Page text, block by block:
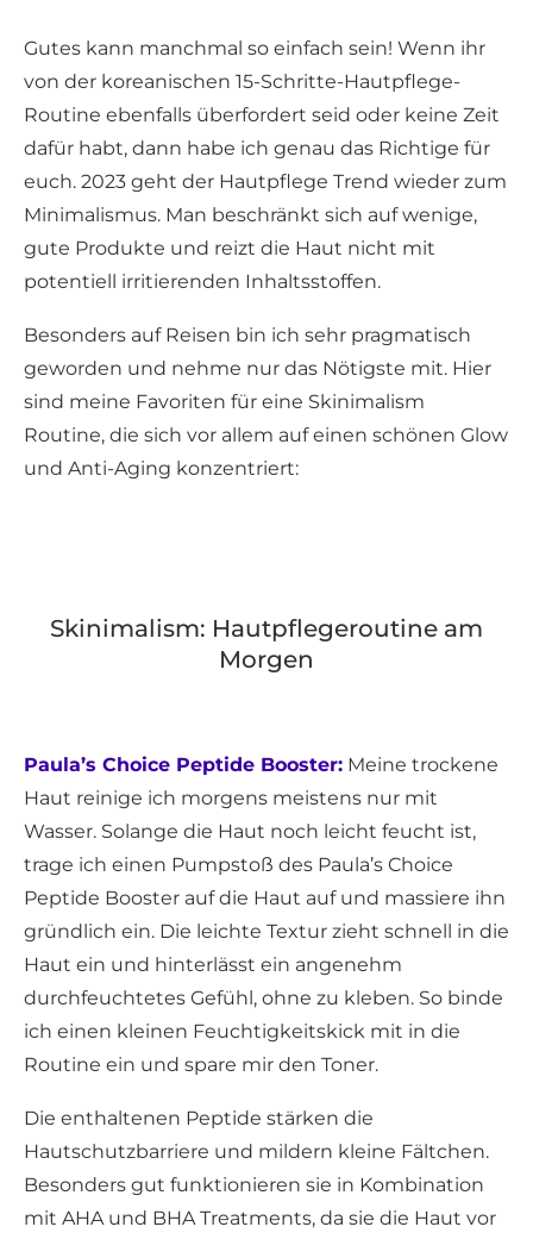
Gutes kann manchmal so einfach sein! Wenn ihr
von der koreanischen 15-Schritte-Hautpflege-
Routine ebenfalls überfordert seid oder keine Zeit
dafür habt, dann habe ich genau das Richtige für
euch. 2023 geht der Hautpflege Trend wieder zum
Minimalismus. Man beschränkt sich auf wenige,
gute Produkte und reizt die Haut nicht mit
potentiell irritierenden Inhaltsstoffen.
Besonders auf Reisen bin ich sehr pragmatisch
geworden und nehme nur das Nötigste mit. Hier
sind meine Favoriten für eine Skinimalism
Routine, die sich vor allem auf einen schönen Glow
und Anti-Aging konzentriert:
Skinimalism: Hautpflegeroutine am
Morgen
Paula’s Choice Peptide Booster: Meine trockene
Haut reinige ich morgens meistens nur mit
Wasser. Solange die Haut noch leicht feucht ist,
trage ich einen Pumpstoß des Paula’s Choice
Peptide Booster auf die Haut auf und massiere ihn
gründlich ein. Die leichte Textur zieht schnell in die
Haut ein und hinterlässt ein angenehm
durchfeuchtetes Gefühl, ohne zu kleben. So binde
ich einen kleinen Feuchtigkeitskick mit in die
Routine ein und spare mir den Toner.
Die enthaltenen Peptide stärken die
Hautschutzbarriere und mildern kleine Fältchen.
Besonders gut funktionieren sie in Kombination
mit AHA und BHA Treatments, da sie die Haut vor